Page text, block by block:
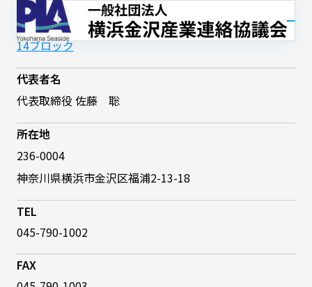
株式会社 ワキタ・ヤマケイ
所属ブロック
14ブロック
代表者名
代表取締役 佐藤 聡
所在地
236-0004
神奈川県横浜市金沢区福浦2-13-18
TEL
045-790-1002
FAX